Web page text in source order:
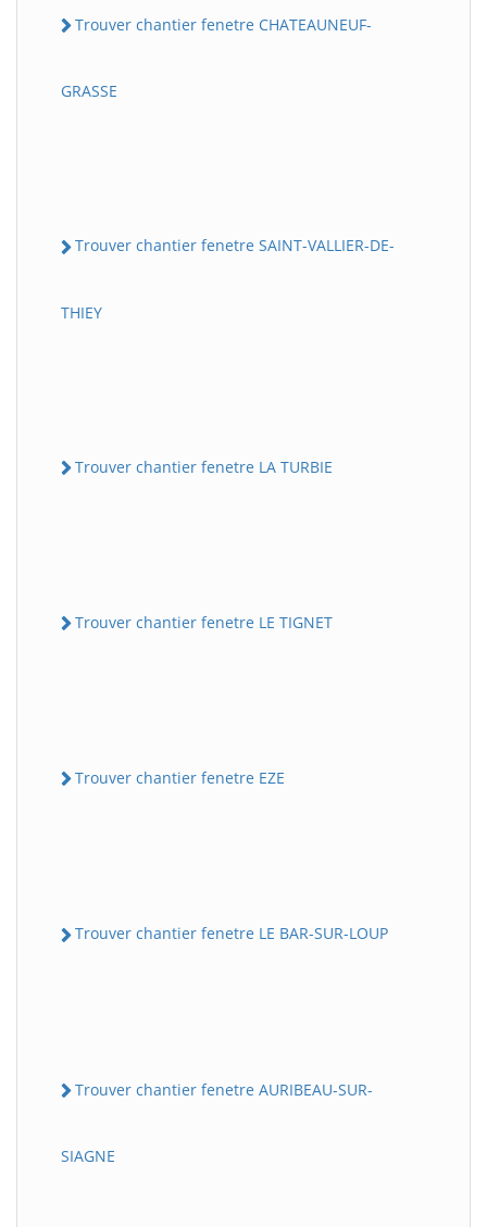
Trouver chantier fenetre CHATEAUNEUF-
GRASSE
Trouver chantier fenetre SAINT-VALLIER-DE-
THIEY
Trouver chantier fenetre LA TURBIE
Trouver chantier fenetre LE TIGNET
Trouver chantier fenetre EZE
Trouver chantier fenetre LE BAR-SUR-LOUP
Trouver chantier fenetre AURIBEAU-SUR-
SIAGNE